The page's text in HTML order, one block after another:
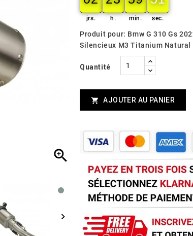

jrs. h. min. sec.
Produit pour: Bmw G 310 Gs
Silencieux M3 Titanium Natural
Quantité
 AJOUTER AU PANIER